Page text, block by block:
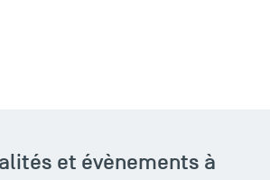
et évènements à